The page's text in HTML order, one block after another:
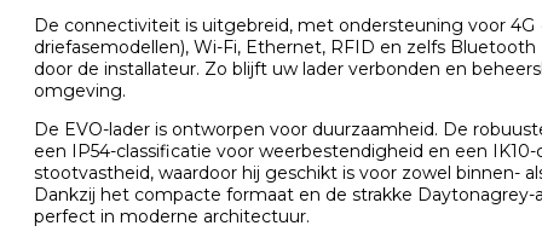
De connectiviteit is uitgebreid, met ondersteuning voor 4G
driefasemodellen), Wi-Fi, Ethernet, RFID en zelfs
door de installateur. Zo blijft uw lader verbonden en
omgeving.
De EVO-lader is ontworpen voor duurzaamheid. De
een IP54-classificatie voor weerbestendigheid en een IK10-
stootvastheid, waardoor hij geschikt is voor zowel binnen-
Dankzij het compacte formaat en de strakke Daytonagrey-
perfect in moderne architectuur.